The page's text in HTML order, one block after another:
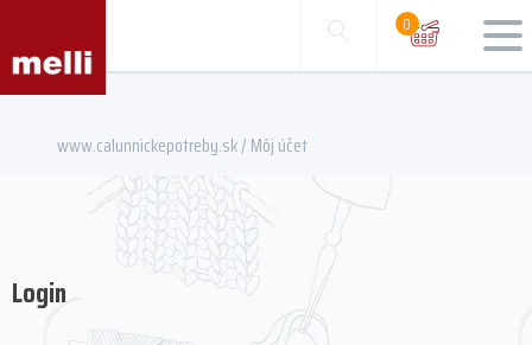
0
www.calunnickepotreby.sk/ Môj účet
Login